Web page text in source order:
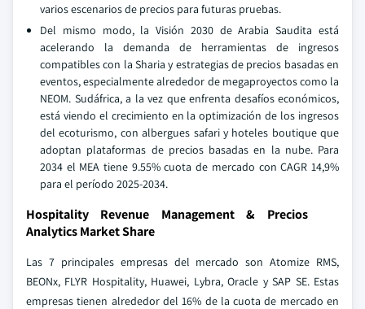
varios escenarios de precios para futuras pruebas.
Del mismo modo, la Visión 2030 de Arabia Saudita está
acelerando la demanda de herramientas de ingresos
compatibles con la Sharia y estrategias de precios basadas en
eventos, especialmente alrededor de megaproyectos como la
NEOM. Sudáfrica, a la vez que enfrenta desafíos económicos,
está viendo el crecimiento en la optimización de los ingresos
del ecoturismo, con albergues safari y hoteles boutique que
adoptan plataformas de precios basadas en la nube. Para
2034 el MEA tiene 9.55% cuota de mercado con CAGR 14,9%
para el período 2025-2034.
Hospitality Revenue Management & Precios
Analytics Market Share
Las 7 principales empresas del mercado son Atomize RMS,
BEONx, FLYR Hospitality, Huawei, Lybra, Oracle y SAP SE. Estas
empresas tienen alrededor del 16% de la cuota de mercado en